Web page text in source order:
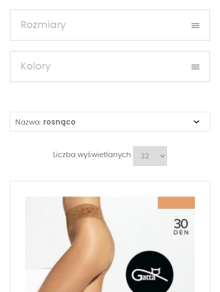
Rozmiary
Kolory
Nazwa: rosnąco
Liczba wyświetlanych